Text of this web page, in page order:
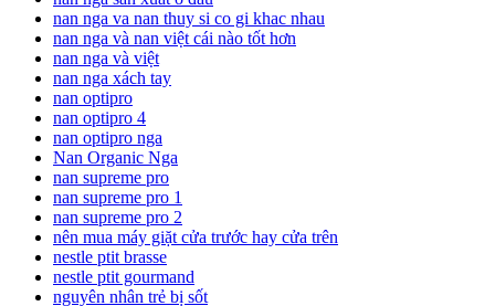
nan nga va nan thuy si co gi khac nhau
nan nga và nan việt cái nào tốt hơn
nan nga và việt
nan nga xách tay
nan optipro
nan optipro 4
nan optipro nga
Nan Organic Nga
nan supreme pro
nan supreme pro 1
nan supreme pro 2
nên mua máy giặt cửa trước hay cửa trên
nestle ptit brasse
nestle ptit gourmand
nguyên nhân trẻ bị sốt